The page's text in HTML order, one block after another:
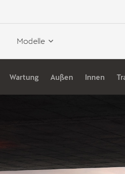
Modelle
Wartung Außen Innen